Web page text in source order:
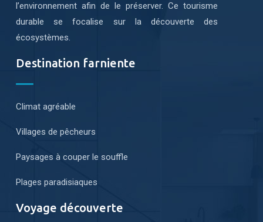
l’environnement afin de le préserver. Ce tourisme
durable se focalise sur la découverte des
écosystèmes.
Destination farniente
Climat agréable
Villages de pêcheurs
Paysages à couper le souffle
Plages paradisiaques
Voyage découverte